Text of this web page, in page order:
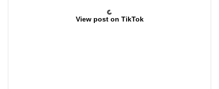
View post on TikTok